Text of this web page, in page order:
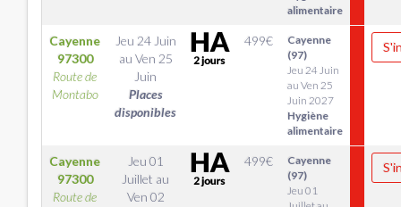
alimentaire
Cayenne
97300
Route de
Montabo
Jeu 24 Juin
au Ven 25
Juin
Places
disponibles
499€
Cayenne
(97)
Jeu 24 Juin
au Ven 25
Juin 2027
Hygiène
alimentaire
Cayenne
97300
Route de
Jeu 01
Juillet au
Ven 02
499€
Cayenne
(97)
Jeu 01